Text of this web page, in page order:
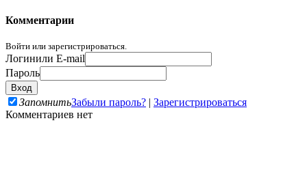
Комментарии
Войти или зарегистрироваться.
Логинили E-mail
Пароль
ЗапомнитьЗабыли пароль? | Зарегистрироваться
Комментариев нет